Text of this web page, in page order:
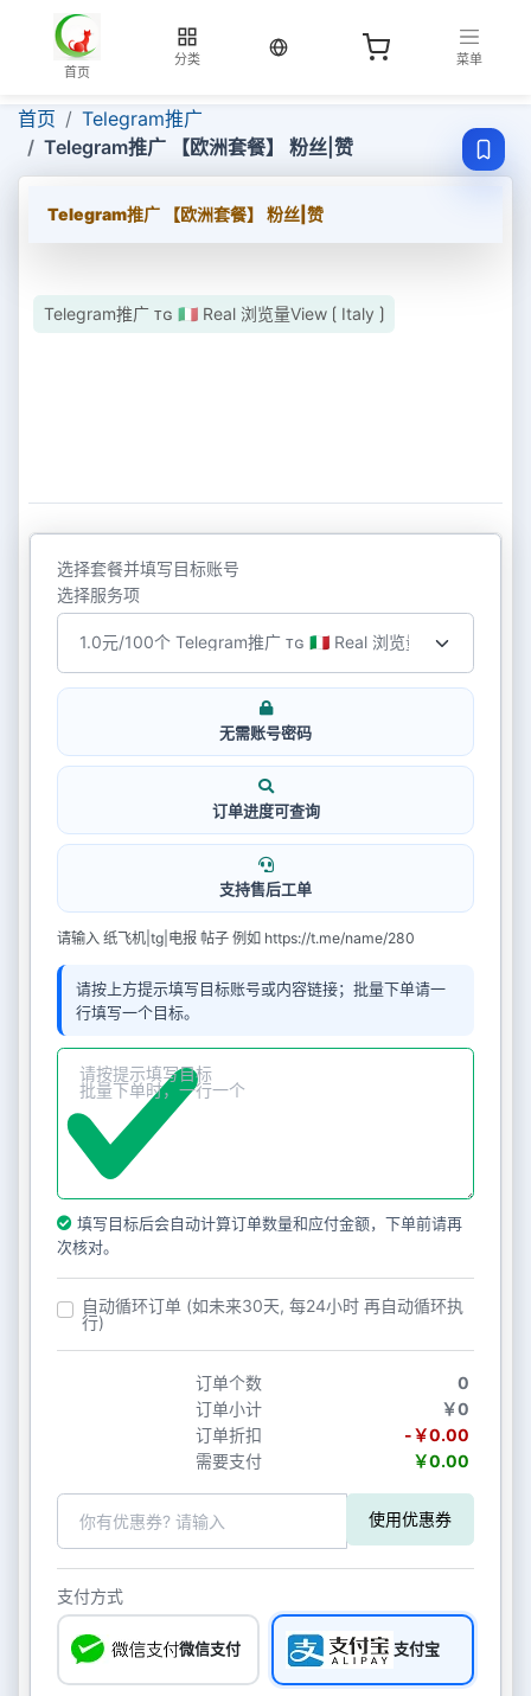
首页
分类
当前语言：中文
菜单
首页
Telegram推广
Telegram推广 【欧洲套餐】 粉丝|赞
Telegram推广 【欧洲套餐】 粉丝|赞
Telegram推广 ᴛɢ 🇮🇹 Real 浏览量View ⟮ Italy ⟯
选择套餐并填写目标账号
选择服务项
无需账号密码
订单进度可查询
支持售后工单
请输入 纸飞机|tg|电报 帖子 例如 https://t.me/name/280
请按上方提示填写目标账号或内容链接；批量下单请一
行填写一个目标。
填写目标后会自动计算订单数量和应付金额，下单前请再
次核对。
自动循环订单 (如未来30天, 每24小时 再自动循环执
行)
订单个数
0
订单小计
￥0
订单折扣
-￥0.00
需要支付
￥0.00
使用优惠券
支付方式
微信支付 支付宝